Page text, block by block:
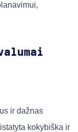
ir dažnas
kokybiška ir